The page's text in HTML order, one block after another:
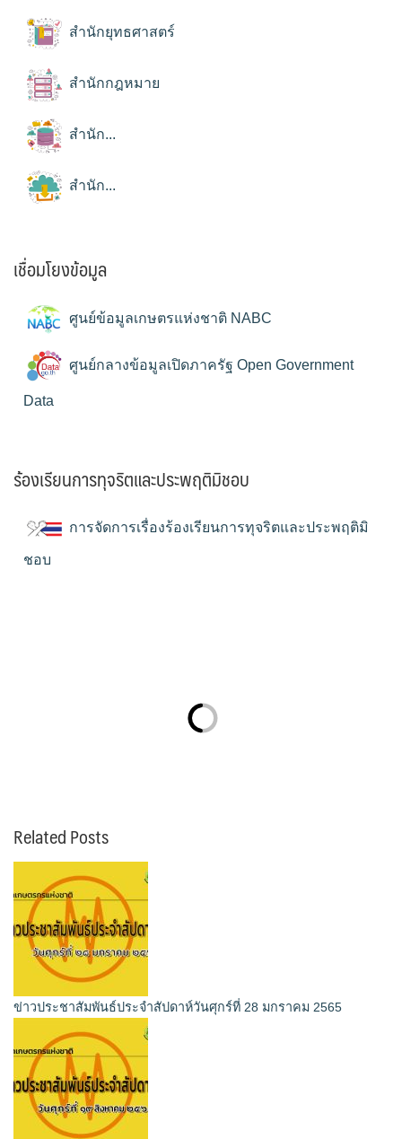
สำนักยุทธศาสตร์
สำนักกฎหมาย
สำนัก...
สำนัก...
เชื่อมโยงข้อมูล
ศูนย์ข้อมูลเกษตรแห่งชาติ NABC
ศูนย์กลางข้อมูลเปิดภาครัฐ Open Government
Data
ร้องเรียนการทุจริตและประพฤติมิชอบ
การจัดการเรื่องร้องเรียนการทุจริตและประพฤติมิ
ชอบ
Related Posts
ข่าวประชาสัมพันธ์ประจำสัปดาห์วันศุกร์ที่ 28 มกราคม 2565